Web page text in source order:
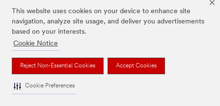
This website uses cookies on your device to enhance site
navigation, analyze site usage, and deliver you advertisements
based on your interests.
Cookie Notice
Reject Non-Essential Cookies Accept Cookies
Cookie Preferences